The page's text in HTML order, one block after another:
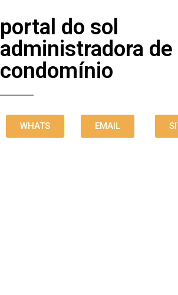
portal do sol
administradora de
condomínio
WHATS EMAIL